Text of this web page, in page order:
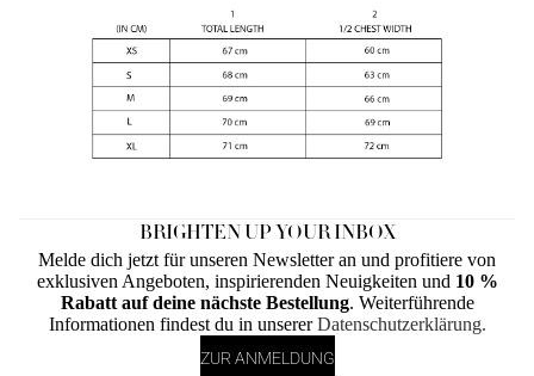
BRIGHTEN UP YOUR INBOX
Melde dich jetzt für unseren Newsletter an und profitiere von
exklusiven Angeboten, inspirierenden Neuigkeiten und 10 %
Rabatt auf deine nächste Bestellung. Weiterführende
Informationen findest du in unsererDatenschutzerklärung.
ZUR ANMELDUNG